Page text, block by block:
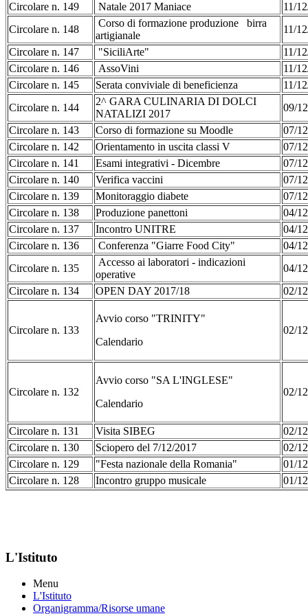
Circolare n. 149
Natale 2017 Maniace
11/
Circolare n. 148
Corso di formazione produzione birra
artigianale
11/
Circolare n. 147
"SiciliArte"
11/
Circolare n. 146
AssoVini
11/
Circolare n. 145
Serata conviviale di beneficienza
11/
Circolare n. 144
2^ GARA CULINARIA DI DOLCI
NATALIZI 2017
09/
Circolare n. 143
Corso di formazione su Moodle
07/
Circolare n. 142
Orientamento in uscita classi V
07/
Circolare n. 141
Esami integrativi - Dicembre
07/
Circolare n. 140
Verifica vaccini
07/
Circolare n. 139
Monitoraggio diabete
07/
Circolare n. 138
Produzione panettoni
04/
Circolare n. 137
Incontro UNITRE
04/
Circolare n. 136
Conferenza "Giarre Food City"
04/
Circolare n. 135
Accesso ai laboratori - indicazioni
operative
04/
Circolare n. 134
OPEN DAY 2017/18 02/
Circolare n. 133
Avvio corso "TRINITY"
Calendario
02/
Circolare n. 132
Avvio corso "SA L'INGLESE"
Calendario
02/
Circolare n. 131 Visita SIBEG
02/
Circolare n. 130
Sciopero del 7/12/2017
02/
Circolare n. 129
"Festa nazionale della Romania"
01/
Circolare n. 128
Incontro gruppo musicale 01/
L'Istituto
Menu
L'Istituto
Organigramma/Risorse umane